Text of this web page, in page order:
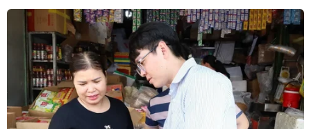
Nga thoái vốn nhà nước khỏi Sân bay
Quốc tế Sheremetyevo
07/08/2026 00:22